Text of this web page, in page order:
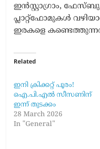
ഇൻസ്റ്റാഗ്രാം,
പ്ലാറ്റ്‌ഫോമുകൾ
ഇരകളെ
Related
ഇനി ക്രിക്കറ്റ് പൂരം!
ഐ.പി.എൽ സീസണിന്
ഇന്ന് തുടക്കം
28 March 2026
In "General"